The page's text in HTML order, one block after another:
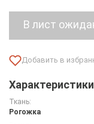
Характеристики
Ткань:
Рогожка